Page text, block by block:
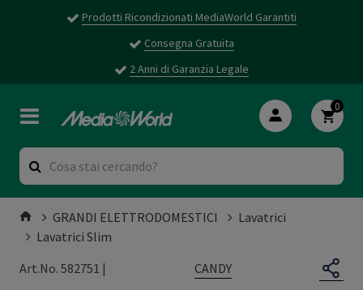
Prodotti Ricondizionati MediaWorld Garantiti
Consegna Gratuita
2 Anni di Garanzia Legale
0
GRANDI ELETTRODOMESTICI
Lavatrici
Lavatrici Slim
Art.No. 582751 |
CANDY